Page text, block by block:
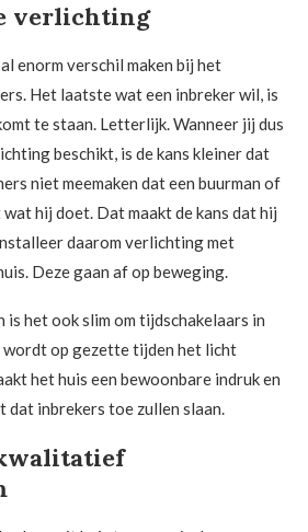
verlichting
enorm verschil maken bij het
Het laatste wat een inbreker wil, is
te staan. Letterlijk. Wanneer jij dus
beschikt, is de kans kleiner dat
niet meemaken dat een buurman of
hij doet. Dat maakt de kans dat hij
daarom verlichting met
Deze gaan af op beweging.
is het ook slim om tijdschakelaars in
wordt op gezette tijden het licht
het huis een bewoonbare indruk en
dat inbrekers toe zullen slaan.